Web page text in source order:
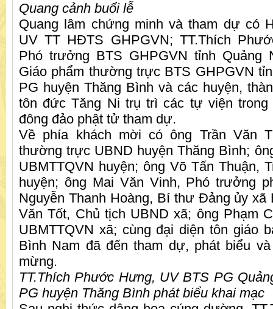
Quang cảnh buổi lễ
Quang lâm chứng minh và tham dự có
UV TT HĐTS GHPGVN; TT.Thích
Phó trưởng BTS GHPGVN tỉnh Quảng
Giáo phẩm thường trực BTS GHPGVN
PG huyện Thăng Bình và các huyện,
tôn đức Tăng Ni trụ trì các tự viện trong
đông đảo phật tử tham dự.
Về phía khách mời có ông Trần Văn
thường trực UBND huyện Thăng Bình;
UBMTTQVN huyện; ông Võ Tấn Thuận,
huyện; ông Mai Văn Vinh, Phó trưởng
Nguyễn Thanh Hoàng, Bí thư Đảng ủy xã
Văn Tốt, Chủ tịch UBND xã; ông Phạm
UBMTTQVN xã; cùng đại diện tôn giáo
Bình Nam đã đến tham dự, phát biểu
mừng.
TT.Thích Phước Hưng, UV BTS PG
PG huyện Thăng Bình phát biểu khai mạc